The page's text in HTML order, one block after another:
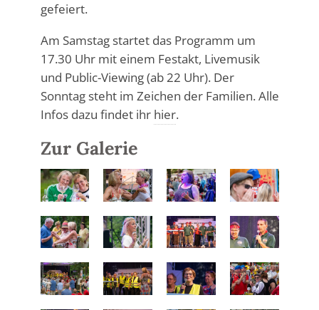
gefeiert.
Am Samstag startet das Programm um
17.30 Uhr mit einem Festakt, Livemusik
und Public-Viewing (ab 22 Uhr). Der
Sonntag steht im Zeichen der Familien. Alle
Infos dazu findet ihr hier.
Zur Galerie